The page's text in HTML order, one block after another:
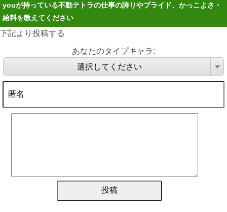
youが持っている不動テトラの仕事の誇りやプライド、かっこよさ・
給料を教えてください
下記より投稿する
あなたのタイプキャラ:
選択してください